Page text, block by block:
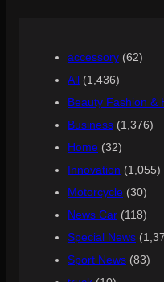
accessory (62)
All (1,436)
Beauty Fashion &
Business (1,376)
Home (32)
Innovation (1,055)
Motorcycle (30)
News Car (118)
Special News
Sport News (83)